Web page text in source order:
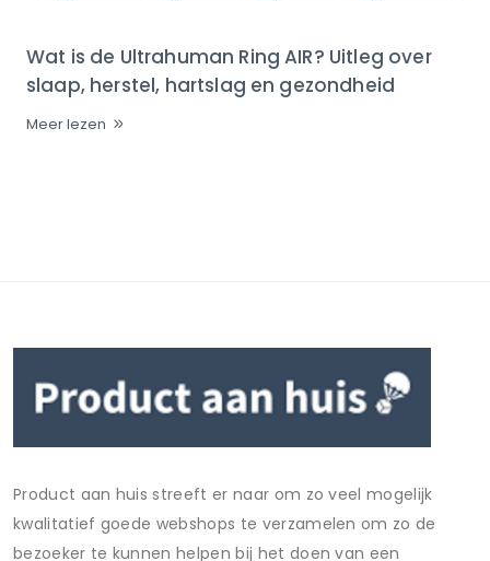
Wat is de Ultrahuman Ring AIR? Uitleg over
slaap, herstel, hartslag en gezondheid
Meer lezen
Product aan huis streeft er naar om zo veel mogelijk
kwalitatief goede webshops te verzamelen om zo de
bezoeker te kunnen helpen bij het doen van een